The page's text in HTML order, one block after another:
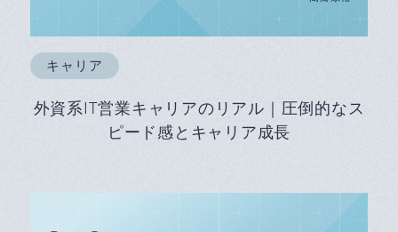
キャリア
外資系IT営業キャリアのリアル｜圧倒的なス
ピード感とキャリア成長